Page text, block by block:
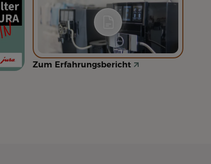
Zum Erfahrungsbericht